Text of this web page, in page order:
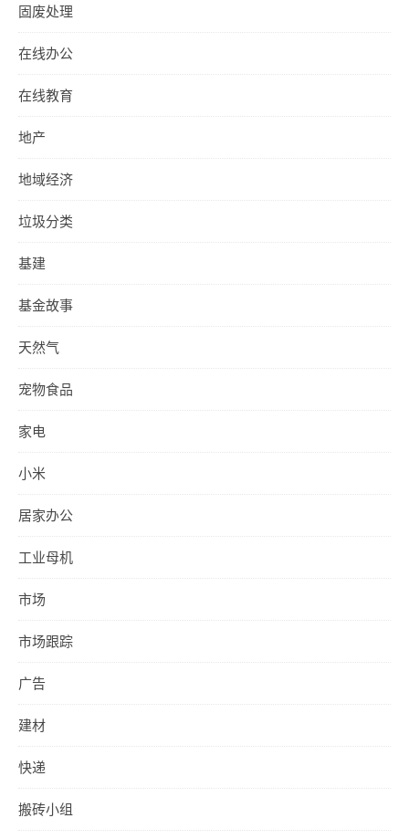
固废处理
在线办公
在线教育
地产
地域经济
垃圾分类
基建
基金故事
天然气
宠物食品
家电
小米
居家办公
工业母机
市场
市场跟踪
广告
建材
快递
搬砖小组